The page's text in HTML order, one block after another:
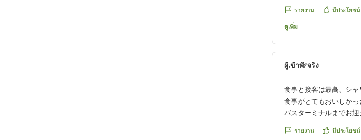
お米が美味しくてお代わ
スタッフの方も親切で、
他の画像やクチコミの
https://
รายงาน มีประโยชน์
ดูเพิ่ม
ผู้เข้าพักจริง
食事と接客は最高、シ
食事がとてもおいしか
バスターミナルまでお迎
なると嬉しいです。
รายงาน มีประโยชน์